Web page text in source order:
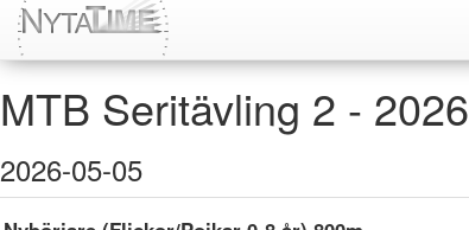
MTB Seritävling 2 - 2026
2026-05-05